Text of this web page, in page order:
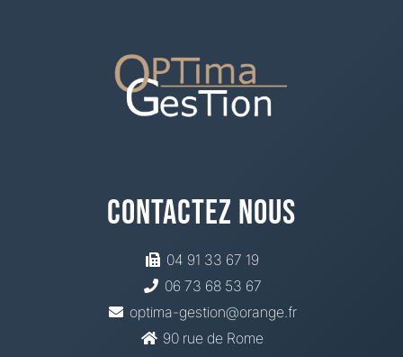
Contactez Nous
04 91 33 67 19
06 73 68 53 67
optima-gestion@orange.fr
90 rue de Rome